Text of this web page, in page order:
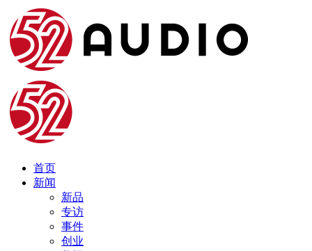
首页
新闻
新品
专访
事件
创业